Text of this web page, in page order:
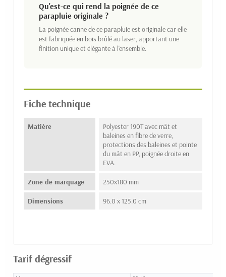
Qu'est-ce qui rend la poignée de ce
parapluie originale ?
La poignée canne de ce parapluie est originale car elle
est fabriquée en bois brûlé au laser, apportant une
finition unique et élégante à l'ensemble.
Fiche technique
Matière
Polyester 190T avec mât et
baleines en fibre de verre,
protections des baleines et pointe
du mât en PP, poignée droite en
EVA.
Zone de marquage 250x180 mm
Dimensions 96.0 x 125.0 cm
Tarif dégressif